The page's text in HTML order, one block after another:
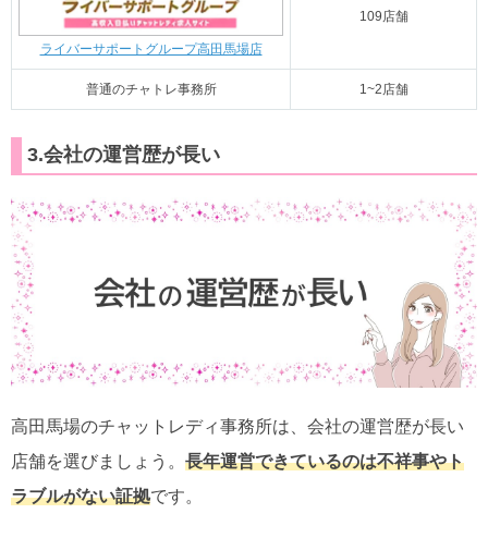
ライバーサポートグループ高田馬場店
109店舗
普通のチャトレ事務所 1~2店舗
3.会社の運営歴が長い
高田馬場のチャットレディ事務所は、会社の運営歴が長い
店舗を選びましょう。 長年運営できているのは不祥事やト
ラブルがない証拠です。